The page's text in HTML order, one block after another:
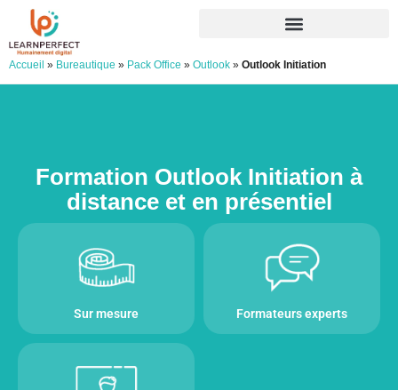
Accueil » Bureautique » Pack Office » Outlook » Outlook Initiation
Formation Outlook Initiation à
distance et en présentiel
Sur mesure Formateurs experts